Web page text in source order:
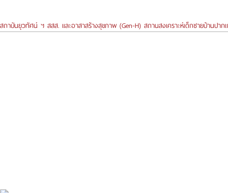
สถาบันยุวทัศน์ ฯ สสส. และอาสาสร้างสุขภาพ (Gen-H) สถานสงเคราะห์เด็กชายบ้านปา